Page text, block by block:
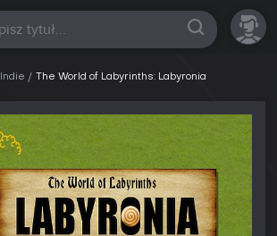
Indie The World of Labyrinths: Labyronia